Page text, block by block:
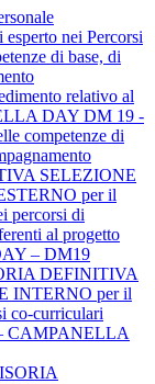
nei Percorsi
di base, di
relativo al
DAY DM 19 -
competenze di
SELEZIONE
per il
percorsi di
al progetto
– DM19
DEFINITIVA
INTERNO per il
co-curriculari
CAMPANELLA